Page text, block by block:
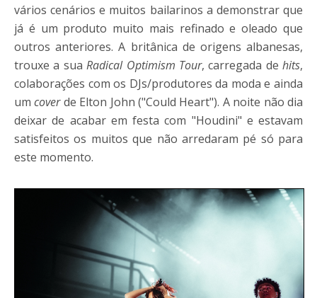
vários cenários e muitos bailarinos a demonstrar que
já é um produto muito mais refinado e oleado que
outros anteriores. A britânica de origens albanesas,
trouxe a suaRadical Optimism Tour, carregada de hits,
colaborações com os DJs/produtores da moda e ainda
umcoverde Elton John ("Could Heart"). A noite não dia
deixar de acabar em festa com "Houdini" e estavam
satisfeitos os muitos que não arredaram pé só para
este momento.